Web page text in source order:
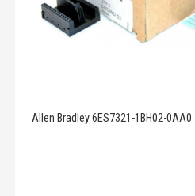
Allen Bradley 6ES7321-1BH02-0AA0